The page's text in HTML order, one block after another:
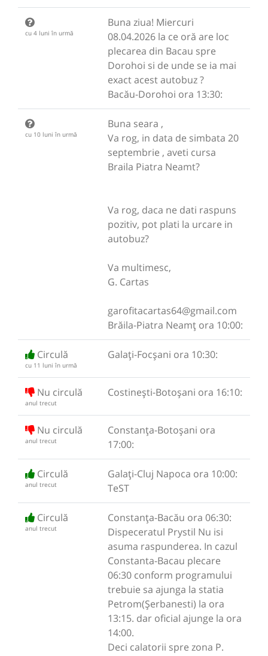
cu 4 luni în urmă
Buna ziua! Miercuri
08.04.2026 la ce oră are loc
plecarea din Bacau spre
Dorohoi si de unde se ia mai
exact acest autobuz ?
Bacău-Dorohoi ora 13:30:
cu 10 luni în urmă
Buna seara ,
Va rog, in data de simbata 20
septembrie , aveti cursa
Braila Piatra Neamt?
Va rog, daca ne dati raspuns
pozitiv, pot plati la urcare in
autobuz?
Va multimesc,
G. Cartas
garofitacartas64@gmail.com
Brăila-Piatra Neamț ora 10:00:
Circulă
cu 11 luni în urmă
Galați-Focșani ora 10:30:
Nu circulă
anul trecut
Costinești-Botoșani ora 16:10:
Nu circulă
anul trecut
Constanța-Botoșani ora
17:00:
Circulă
anul trecut
Galați-Cluj Napoca ora 10:00:
TeST
Circulă
anul trecut
Constanța-Bacău ora 06:30:
Dispeceratul Prystil Nu isi
asuma raspunderea. In cazul
Constanta-Bacau plecare
06:30 conform programului
trebuie sa ajunga la statia
Petrom(Șerbanesti) la ora
13:15. dar oficial ajunge la ora
14:00.
Deci calatorii spre zona P.